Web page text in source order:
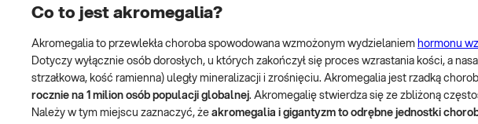
Co to jest akromegalia?
Akromegalia to przewlekła choroba spowodowana wzmożonym wydzielaniem hormonu
Dotyczy wyłącznie osób dorosłych, u których zakończył się proces wzrastania kości, a
strzałkowa, kość ramienna) uległy mineralizacji i zrośnięciu. Akromegalia jest rzadką
rocznie na 1 milion osób populacji globalnej. Akromegalię stwierdza się ze zbliżoną
Należy w tym miejscu zaznaczyć, że akromegalia i gigantyzm to odrębne jednostki